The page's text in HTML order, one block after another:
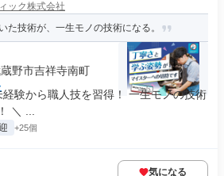
ック株式会社
た技術が、一生モノの技術になる。
野市吉祥寺南町
験から職人技を習得！ 一生モノの技術
＼ ...
+25個
気になる